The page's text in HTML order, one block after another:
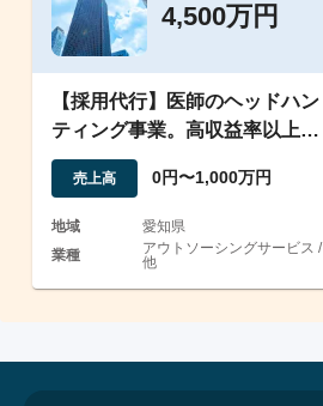
4,500万円
【採用代行】医師のヘッドハン
ティング事業。高収益率以上で
参入障壁の高いモデル
売上高 0円〜1,000万円
地域
愛知県
業種
アウトソーシングサービス /
他